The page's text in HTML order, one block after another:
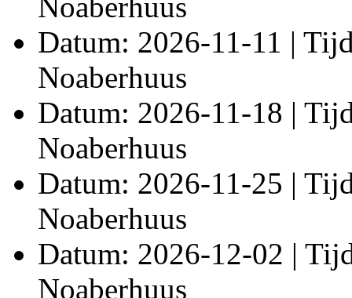
Datum: 2026-11-11 |
Noaberhuus
Datum: 2026-11-18 |
Noaberhuus
Datum: 2026-11-25 |
Noaberhuus
Datum: 2026-12-02 |
Noaberhuus